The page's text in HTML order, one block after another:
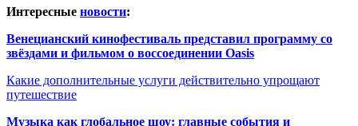
Интересные новости:
Венецианский кинофестиваль представил программу со
звёздами и фильмом о воссоединении Oasis
Какие дополнительные услуги действительно упрощают
путешествие
Музыка как глобальное шоу: главные события и